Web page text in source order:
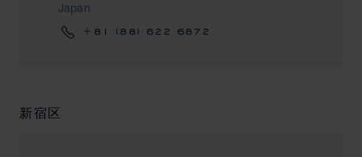
Japan
+81 (88) 622 6872
新宿区